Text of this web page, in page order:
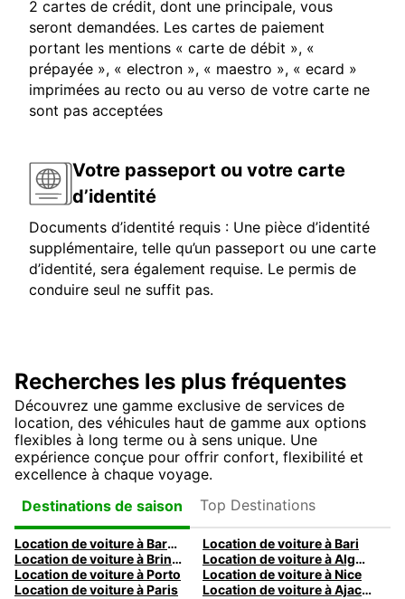
2 cartes de crédit, dont une principale, vous
seront demandées. Les cartes de paiement
portant les mentions « carte de débit », «
prépayée », « electron », « maestro », « ecard »
imprimées au recto ou au verso de votre carte ne
sont pas acceptées
Votre passeport ou votre carte
d’identité
Documents d’identité requis : Une pièce d’identité
supplémentaire, telle qu’un passeport ou une carte
d’identité, sera également requise. Le permis de
conduire seul ne suffit pas.
Recherches les plus fréquentes
Découvrez une gamme exclusive de services de
location, des véhicules haut de gamme aux options
flexibles à long terme ou à sens unique. Une
expérience conçue pour offrir confort, flexibilité et
excellence à chaque voyage.
Destinations de saison
Top Destinations
Location de voiture à Barcelone
Location de voiture à Bari
Location de voiture à Brindisi
Location de voiture à Alghero
Location de voiture à Porto
Location de voiture à Nice
Location de voiture à Paris
Location de voiture à Ajaccio